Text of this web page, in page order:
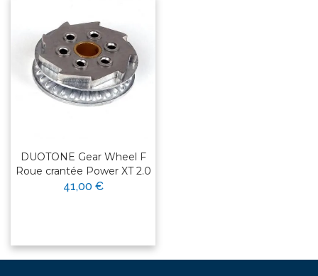
DUOTONE Gear Wheel F
Roue crantée Power XT 2.0
41,00 €